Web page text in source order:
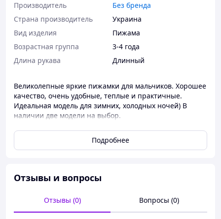
Производитель
Без бренда
Страна производитель
Украина
Вид изделия
Пижама
Возрастная группа
3-4 года
Длина рукава
Длинный
Великолепные яркие пижамки для мальчиков. Хорошее
качество, очень удобные, теплые и практичные.
Идеальная модель для зимних, холодных ночей) В
наличии две модели на выбор.
Размеры: 92-98, 98-104.
56 (92-98) - Ширина кофты 30 см/длина 39 см/длина
рукава от плеча 33 см/длина брюк 59 см/шаг 38 см
60(98-104)- Ширина кофты 31 см/длина 42 см/длина
рукава от плеча 35 см/длина брюк 62 см/ша 40 см
Подробнее
Отзывы и вопросы
Отзывы (0) Вопросы (0)